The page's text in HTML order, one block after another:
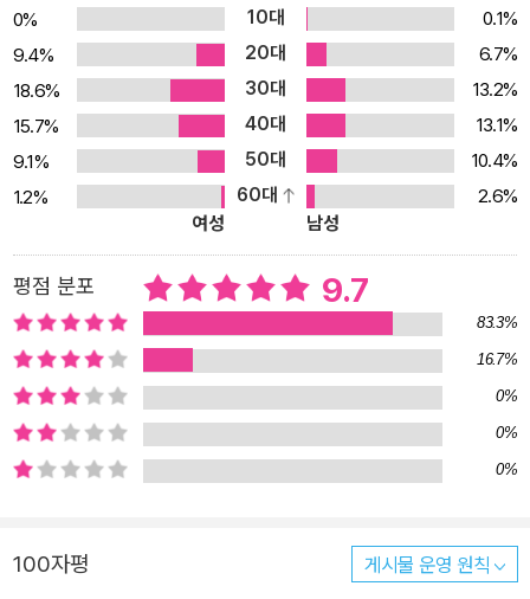
0% 10대
0.1%
9.4%
20대
6.7%
18.6%
30대
13.2%
15.7%
40대
13.1%
9.1%
50대
10.4%
1.2%
60대
2.6%
여성
남성
평점 분포 9.7
83.3%
16.7%
0%
0%
0%
100자평 게시물 운영 원칙